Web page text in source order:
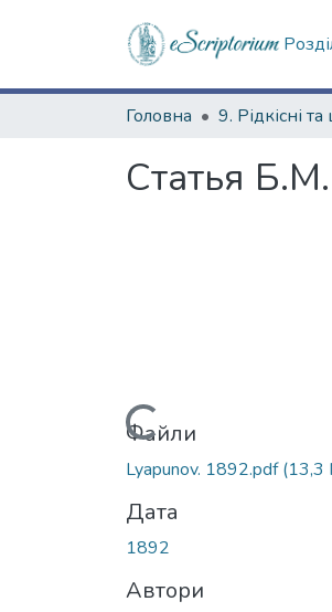
Головна
Статья
Вантажиться...
Файли
Lyapunov. 1892.pdf(13,3
Дата
1892
Автори